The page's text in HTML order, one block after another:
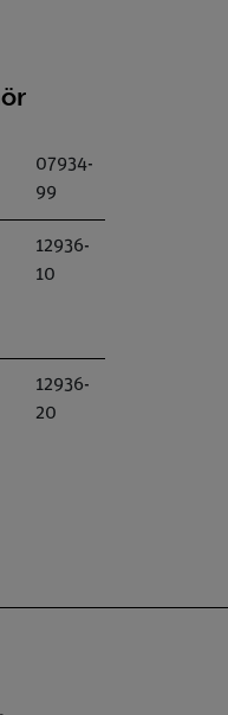
07934-
99
12936-
10
12936-
20